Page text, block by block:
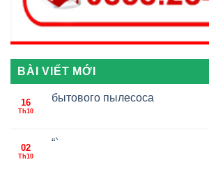
BÀI VIẾT MỚI
16
Th10
бытового пылесоса
02
Th10
“`